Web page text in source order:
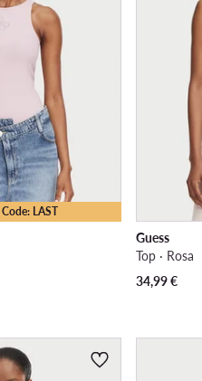
LAST
Guess
Top · Rosa
34,99€